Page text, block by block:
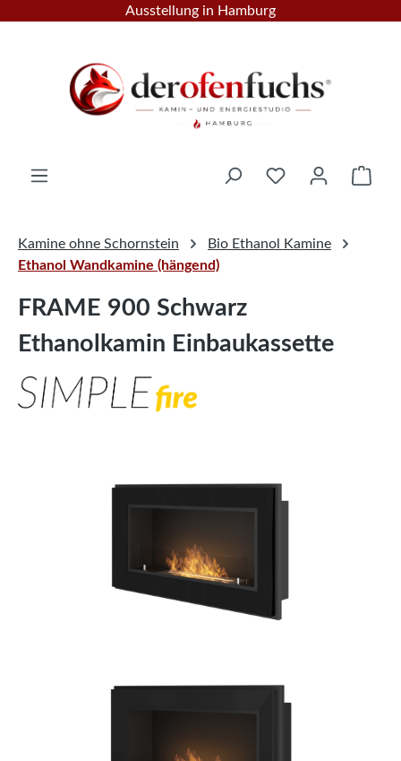
Zum Hauptinhalt springen
Ausstellung in Hamburg
Kamine ohne Schornstein
Bio Ethanol Kamine
Ethanol Wandkamine (hängend)
FRAME 900 Schwarz
Ethanolkamin Einbaukassette